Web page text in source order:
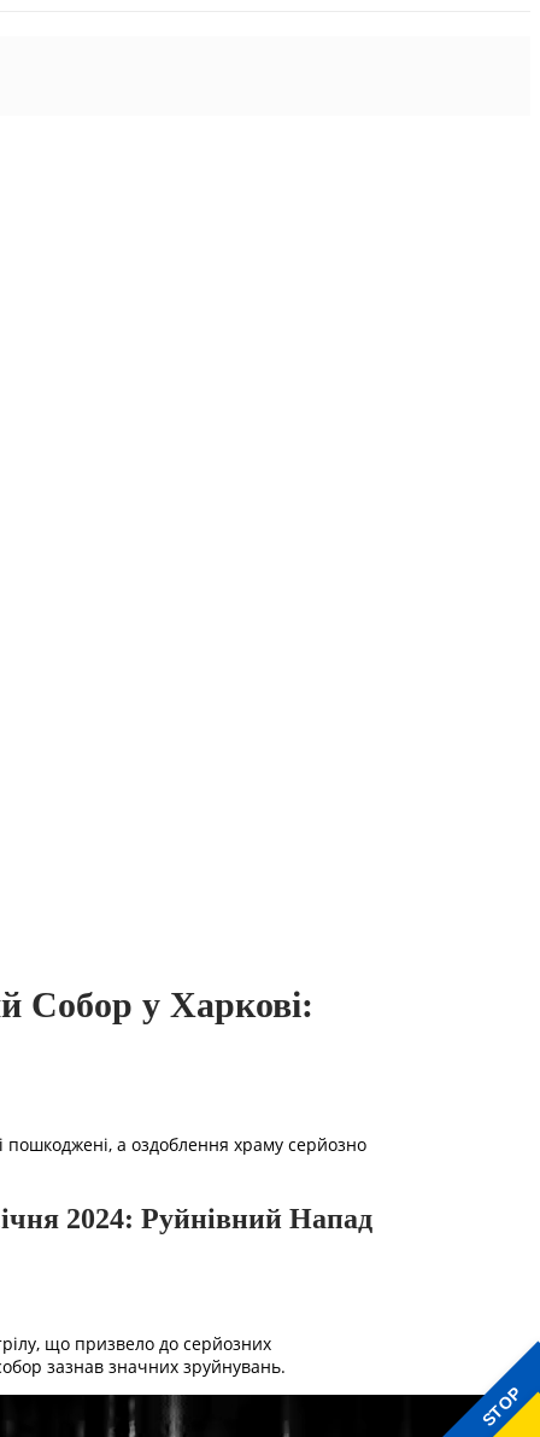
STOP
Собор у Харкові:
пошкоджені, а оздоблення храму серйозно
2024: Руйнівний Напад
що призвело до серйозних
зазнав значних зруйнувань.